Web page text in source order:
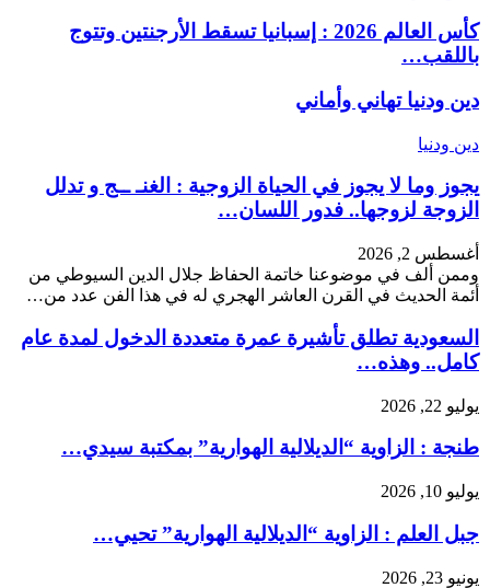
كأس العالم 2026 : إسبانيا تسقط الأرجنتين وتتوج
باللقب…
دين ودنياتهاني وأماني
دين ودنيا
يجوز وما لا يجوز في الحياة الزوجية : الغنـ ــج و تدلل
الزوجة لزوجها.. فدور اللسان…
أغسطس 2, 2026
وممن ألف في موضوعنا خاتمة الحفاظ جلال الدين السيوطي من
أئمة الحديث في القرن العاشر الهجري له في هذا الفن عدد من…
السعودية تطلق تأشيرة عمرة متعددة الدخول لمدة عام
كامل.. وهذه…
يوليو 22, 2026
طنجة : الزاوية “الديلالية الهوارية” بمكتبة سيدي…
يوليو 10, 2026
جبل العلم : الزاوية “الديلالية الهوارية” تحيي…
يونيو 23, 2026